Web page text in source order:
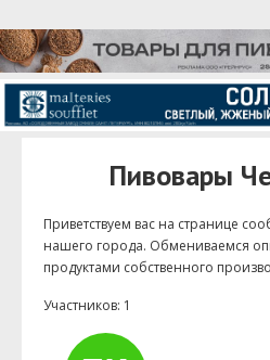
Пивовары
Приветствуем ваc на странице
нашего города. Обмениваемся
продуктами собственного
Участников: 1